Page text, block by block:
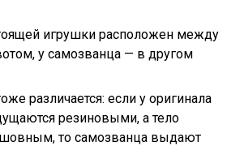
игрушки расположен между
у самозванца — в другом
различается: если у оригинала
резиновыми, а тело
то самозванца выдают